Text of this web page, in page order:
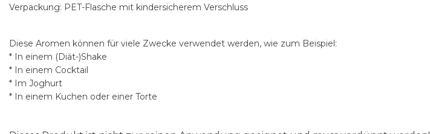
Verpackung: PET-Flasche mit kindersicherem Verschluss
Diese Aromen können für viele Zwecke verwendet werden, wie zum Beispiel:
* In einem (Diät-)Shake
* In einem Cocktail
* Im Joghurt
* In einem Kuchen oder einer Torte